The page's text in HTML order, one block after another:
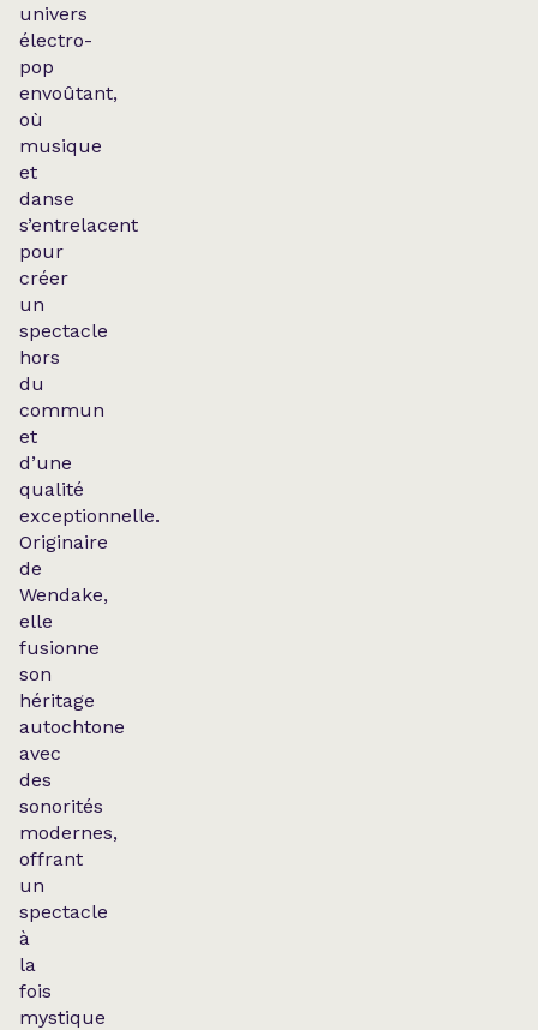
univers
électro-
pop
envoûtant,
où
musique
et
danse
s’entrelacent
pour
créer
un
spectacle
hors
du
commun
et
d’une
qualité
exceptionnelle.
Originaire
de
Wendake,
elle
fusionne
son
héritage
autochtone
avec
des
sonorités
modernes,
offrant
un
spectacle
à
la
fois
mystique